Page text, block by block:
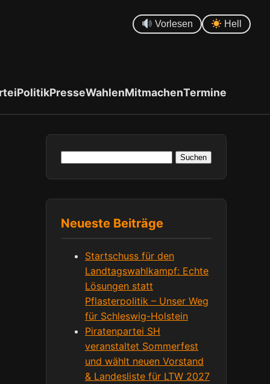
Vorlesen Hell
PolitikPresseWahlenMitmachenTermine
Neueste Beiträge
Startschuss für den
Landtagswahlkampf: Echte
Lösungen statt
Pflasterpolitik – Unser Weg
für Schleswig-Holstein
Piratenpartei SH
veranstaltet Sommerfest
und wählt neuen Vorstand
& Landesliste für LTW 2027